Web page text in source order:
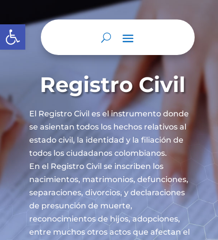
Abrir barra de herramientas
Registro Civil
El Registro Civil es el instrumento donde
se asientan todos los hechos relativos al
estado civil, la identidad y la filiación de
todos los ciudadanos colombianos.
En el Registro Civil se inscriben los
nacimientos, matrimonios, defunciones,
separaciones, divorcios, y declaraciones
de presunción de muerte,
reconocimientos de hijos, adopciones,
entre muchos otros actos que afectan el